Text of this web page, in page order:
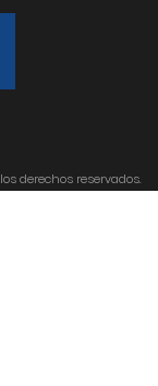
derechos reservados.